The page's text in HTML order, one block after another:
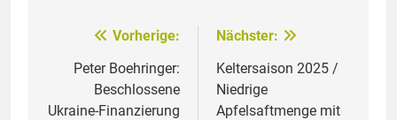
Beitragsnavigation
Vorherige:
Peter Boehringer:
Beschlossene
Ukraine-Finanzierung
Nächster:
Keltersaison 2025 /
Niedrige
Apfelsaftmenge mit